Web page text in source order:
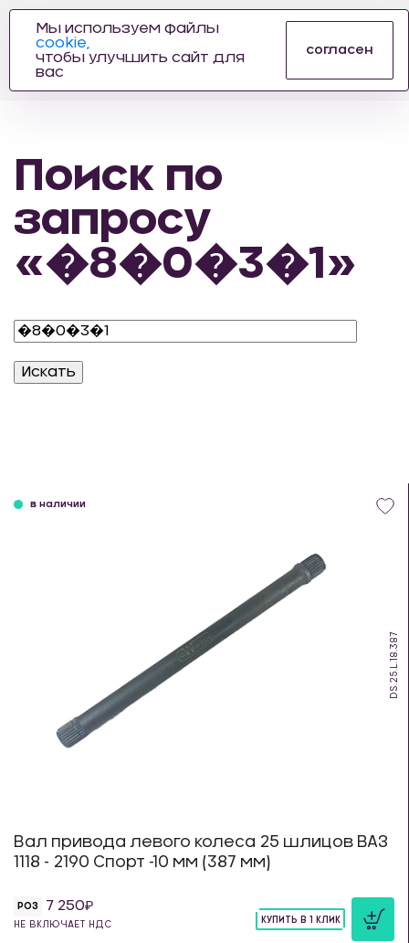
АВТОЗАПЧАСТЕЙ
Поиск по
запросу
«�8�0�3�1»
DS.25.L.18.387
в наличии
Вал привода левого колеса 25 шлицов ВАЗ
1118 - 2190 Спорт -10 мм (387 мм)
РОЗ 7 250
НЕ ВКЛЮЧАЕТ НДС
КУПИТЬ В 1 КЛИК
Мы используем файлы
cookie,
чтобы улучшить сайт для
вас
согласен